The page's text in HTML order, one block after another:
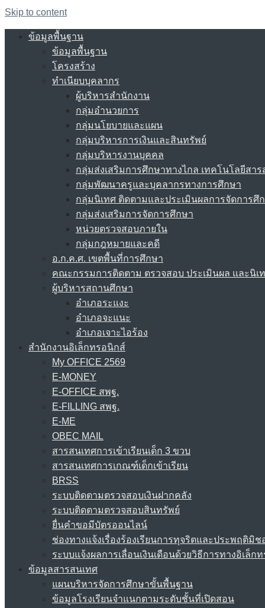
Skip to content
ข้อมูลพื้นฐาน
ข้อมูลพื้นฐาน
โครงสร้าง
ทำเนียบบุคลากร
ผู้บริหารสำนักงาน
กลุ่มอำนวยการ
กลุ่มนโยบายและแผน
กลุ่มบริหารการเงินและสินทรัพย์
กลุ่มบริหารงานบุคคล
กลุ่มส่งเสริมการศึกษาทางไกล เทคโนโลยีสา
กลุ่มพัฒนาครูและบุคลากรทางการศึกษา
กลุ่มนิเทศ ติดตามและประเมินผลการจัดการศึ
กลุ่มส่งเสริมการจัดการศึกษา
หน่วยตรวจสอบภายใน
กลุ่มกฎหมายและคดี
อ.ก.ค.ศ. เขตพื้นที่การศึกษา
คณะกรรมการติดตาม ตรวจสอบ ประเมินผล และนิเ
ผู้บริหารสถานศึกษา
อำเภอระแงะ
อำเภอจะแนะ
อำเภอเจาะไอร้อง
สำนักงานอิเล็กทรอนิกส์
My OFFICE 2569
E-MONEY
E-OFFICE สพฐ.
E-FILLING สพฐ.
E-ME
OBEC MAIL
สารสนเทศการเข้าเรียนเด็ก 3 ขวบ
สารสนเทศการเกณฑ์เด็กเข้าเรียน
BRSS
ระบบติดตามตรวจสอบเงินฝากคลัง
ระบบติดตามตรวจสอบสินทรัพย์
ยื่นคำขอมีบัตรออนไลน์
ช่องทางแจ้งเรื่องร้องเรียนการทุจริตและประพฤติมิช
ระบบแจ้งผลการเลื่อนเงินเดือนด้วยวิธีการทางอิเล็ก
ข้อมูลสารสนเทศ
แผนบริหารจัดการศึกษาขั้นพื้นฐาน
ข้อมูลโรงเรียนจำแนกตามระดับชั้นที่เปิดสอน